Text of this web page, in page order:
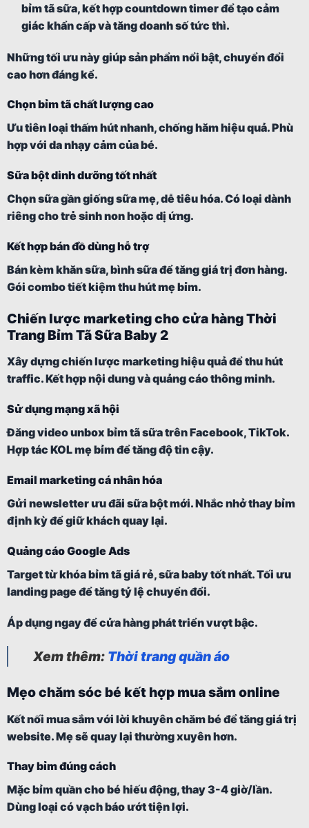
bỉm tã sữa, kết hợp countdown timer để tạo cảm
giác khẩn cấp và tăng doanh số tức thì.
Những tối ưu này giúp sản phẩm nổi bật, chuyển đổi
cao hơn đáng kể.
Chọn bỉm tã chất lượng cao
Ưu tiên loại thấm hút nhanh, chống hăm hiệu quả. Phù
hợp với da nhạy cảm của bé.
Sữa bột dinh dưỡng tốt nhất
Chọn sữa gần giống sữa mẹ, dễ tiêu hóa. Có loại dành
riêng cho trẻ sinh non hoặc dị ứng.
Kết hợp bán đồ dùng hỗ trợ
Bán kèm khăn sữa, bình sữa để tăng giá trị đơn hàng.
Gói combo tiết kiệm thu hút mẹ bỉm.
Chiến lược marketing cho cửa hàng Thời
Trang Bỉm Tã Sữa Baby 2
Xây dựng chiến lược marketing hiệu quả để thu hút
traffic. Kết hợp nội dung và quảng cáo thông minh.
Sử dụng mạng xã hội
Đăng video unbox bỉm tã sữa trên Facebook, TikTok.
Hợp tác KOL mẹ bỉm để tăng độ tin cậy.
Email marketing cá nhân hóa
Gửi newsletter ưu đãi sữa bột mới. Nhắc nhở thay bỉm
định kỳ để giữ khách quay lại.
Quảng cáo Google Ads
Target từ khóa bỉm tã giá rẻ, sữa baby tốt nhất. Tối ưu
landing page để tăng tỷ lệ chuyển đổi.
Áp dụng ngay để cửa hàng phát triển vượt bậc.
Xem thêm: Thời trang quần áo
Mẹo chăm sóc bé kết hợp mua sắm online
Kết nối mua sắm với lời khuyên chăm bé để tăng giá trị
website. Mẹ sẽ quay lại thường xuyên hơn.
Thay bỉm đúng cách
Mặc bỉm quần cho bé hiếu động, thay 3-4 giờ/lần.
Dùng loại có vạch báo ướt tiện lợi.